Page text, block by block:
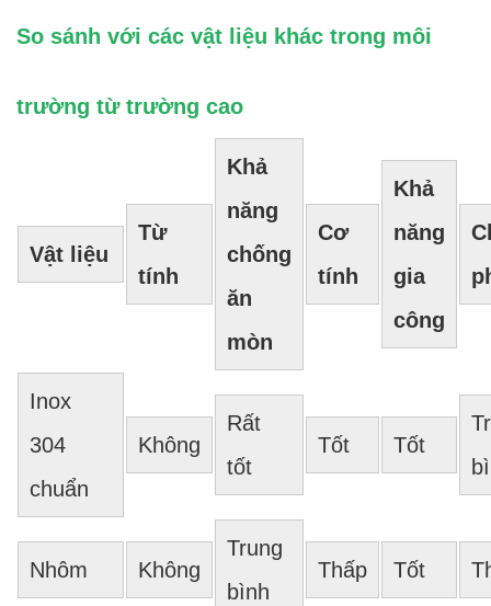
So sánh với các vật liệu khác trong môi
trường từ trường cao
Vật liệu
Từ
tính
Khả
năng
chống
ăn
mòn
Cơ
tính
Khả
năng
gia
công
Inox
304
chuẩn
Không
Rất
tốt
Tốt Tốt
Nhôm Không
Trung
bình
Thấp Tốt